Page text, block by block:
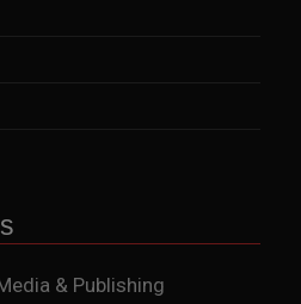
& Publishing